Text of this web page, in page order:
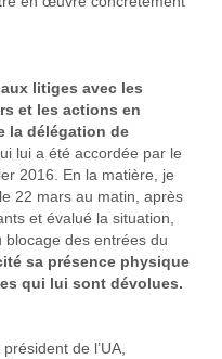
litiges avec les
et les actions en
la délégation de
lui a été accordée par le
2016. En la matière, je
22 mars au matin, après
et évalué la situation,
blocage des entrées du
sa présence physique
qui lui sont dévolues.
de l’UA,